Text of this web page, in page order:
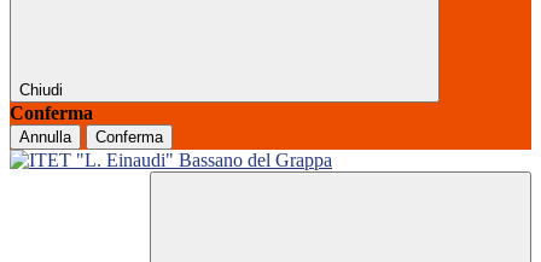
Chiudi
Conferma
Annulla Conferma